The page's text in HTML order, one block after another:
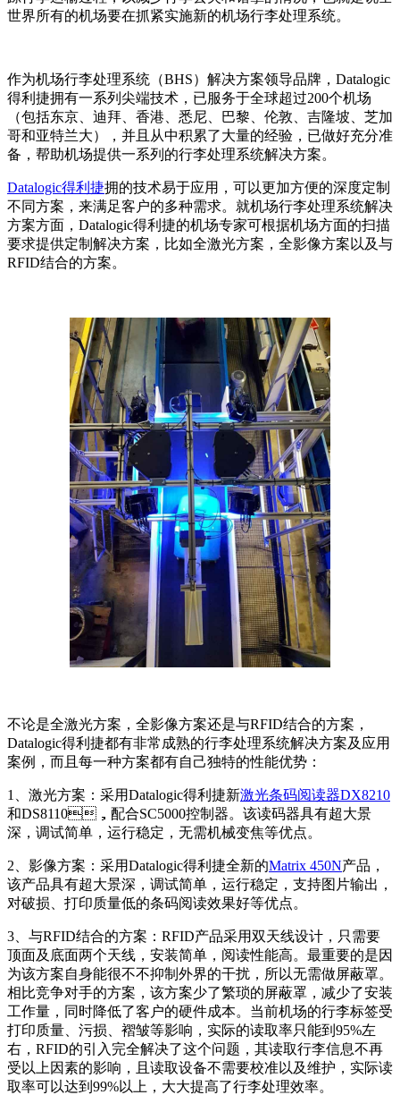
世界所有的机场要在抓紧实施新的机场行李处理系统。
作为机场行李处理系统（BHS）解决方案领导品牌，Datalogic
得利捷拥有一系列尖端技术，已服务于全球超过200个机场
（包括东京、迪拜、香港、悉尼、巴黎、伦敦、吉隆坡、芝加
哥和亚特兰大），并且从中积累了大量的经验，已做好充分准
备，帮助机场提供一系列的行李处理系统解决方案。
Datalogic得利捷拥的技术易于应用，可以更加方便的深度定制
不同方案，来满足客户的多种需求。就机场行李处理系统解决
方案方面，Datalogic得利捷的机场专家可根据机场方面的扫描
要求提供定制解决方案，比如全激光方案，全影像方案以及与
RFID结合的方案。
不论是全激光方案，全影像方案还是与RFID结合的方案，
Datalogic得利捷都有非常成熟的行李处理系统解决方案及应用
案例，而且每一种方案都有自己独特的性能优势：
1、激光方案：采用Datalogic得利捷新激光条码阅读器DX8210
和DS8110，配合SC5000控制器。该读码器具有超大景
深，调试简单，运行稳定，无需机械变焦等优点。
2、影像方案：采用Datalogic得利捷全新的Matrix 450N产品，
该产品具有超大景深，调试简单，运行稳定，支持图片输出，
对破损、打印质量低的条码阅读效果好等优点。
3、与RFID结合的方案：RFID产品采用双天线设计，只需要
顶面及底面两个天线，安装简单，阅读性能高。最重要的是因
为该方案自身能很不不抑制外界的干扰，所以无需做屏蔽罩。
相比竞争对手的方案，该方案少了繁琐的屏蔽罩，减少了安装
工作量，同时降低了客户的硬件成本。当前机场的行李标签受
打印质量、污损、褶皱等影响，实际的读取率只能到95%左
右，RFID的引入完全解决了这个问题，其读取行李信息不再
受以上因素的影响，且读取设备不需要校准以及维护，实际读
取率可以达到99%以上，大大提高了行李处理效率。